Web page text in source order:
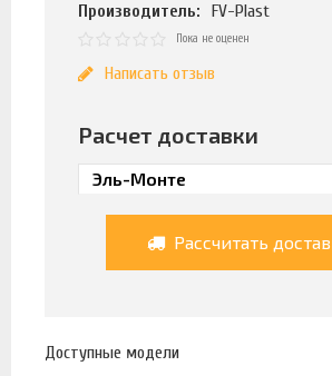
Производитель:
FV-Plast
Пока не оценен
Написать отзыв
Расчет доставки
Рассчитать
Доступные модели